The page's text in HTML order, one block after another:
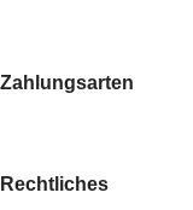
Zahlungsarten
Rechtliches